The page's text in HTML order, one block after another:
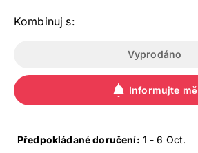
Kombinuj s:
Vyprodáno
Informujte mě
Předpokládané doručení: 1 - 6 Oct.